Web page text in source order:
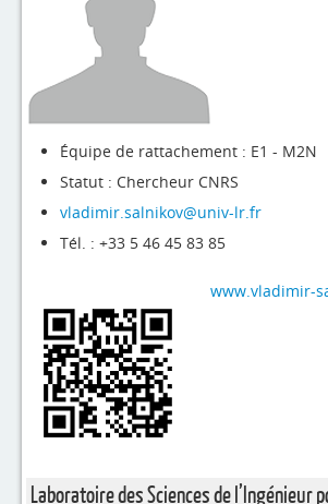
4evLab
RUPEElab
Master - Doctorat
Intranet
Équipe de rattachement : E1 - M2N
Statut : Chercheur CNRS
vladimir.salnikov@univ-lr.fr
Tél. : +33 5 46 45 83 85
www.vladimir-
Laboratoire des Sciences de l’Ingénieur